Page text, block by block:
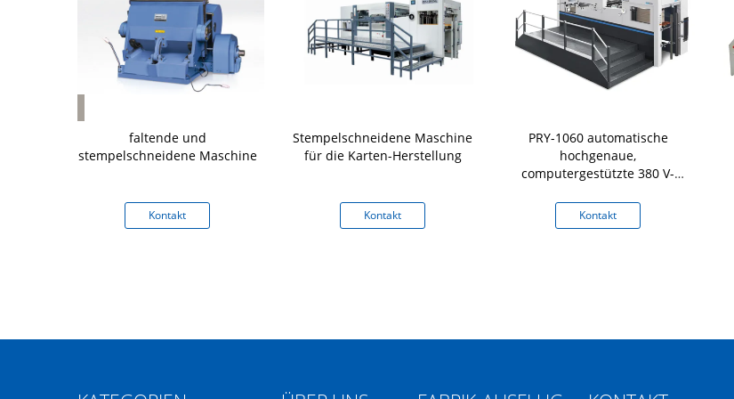
faltende und
stempelschneidene Maschine
Kontakt
Stempelschneidene Maschine
für die Karten-Herstellung
Kontakt
PRY-1060 automatische
hochgenaue,
computergestützte 380 V-
Papier
Kontakt